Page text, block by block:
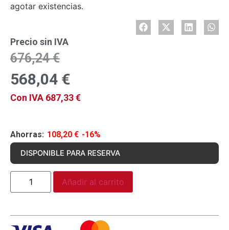
agotar existencias.
Precio sin IVA
676,24€
568,04 €
Con IVA 687,33€
Ahorras: 108,20 € -16%
DISPONIBLE PARA RESERVA
Añadir al carrito